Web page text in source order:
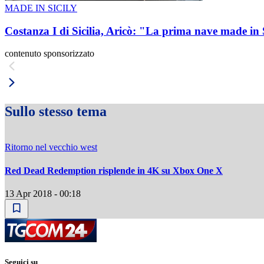
MADE IN SICILY
Costanza I di Sicilia, Aricò: "La prima nave made in
contenuto sponsorizzato
Sullo stesso tema
Ritorno nel vecchio west
Red Dead Redemption risplende in 4K su Xbox One X
13 Apr 2018 - 00:18
Seguici su